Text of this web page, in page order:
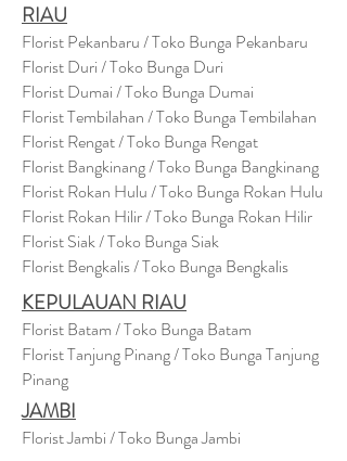
RIAU
Florist Pekanbaru / Toko Bunga Pekanbaru
Florist Duri / Toko Bunga Duri
Florist Dumai / Toko Bunga Dumai
Florist Tembilahan / Toko Bunga Tembilahan
Florist Rengat / Toko Bunga Rengat
Florist Bangkinang / Toko Bunga Bangkinang
Florist Rokan Hulu / Toko Bunga Rokan Hulu
Florist Rokan Hilir / Toko Bunga Rokan Hilir
Florist Siak / Toko Bunga Siak
Florist Bengkalis / Toko Bunga Bengkalis
KEPULAUAN RIAU
Florist Batam / Toko Bunga Batam
Florist Tanjung Pinang / Toko Bunga Tanjung
Pinang
JAMBI
Florist Jambi / Toko Bunga Jambi